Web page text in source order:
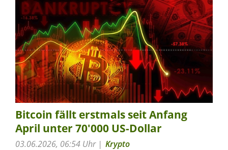
Bitcoin fällt erstmals seit Anfang
April unter 70'000 US-Dollar
03.06.2026, 06:54 Uhr
Krypto